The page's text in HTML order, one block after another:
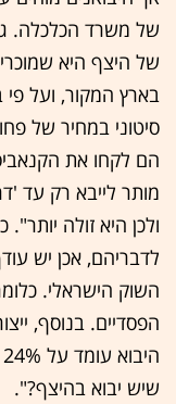
של משרד הכלכלה.
של היצף היא
בארץ המקור, ועל
הם לקחו את
ולכן היא זולה
לדבריהם, אכן יש
השוק הישראלי.
הפסדיים. בנוסף,
שיש יבוא בהיצף?".